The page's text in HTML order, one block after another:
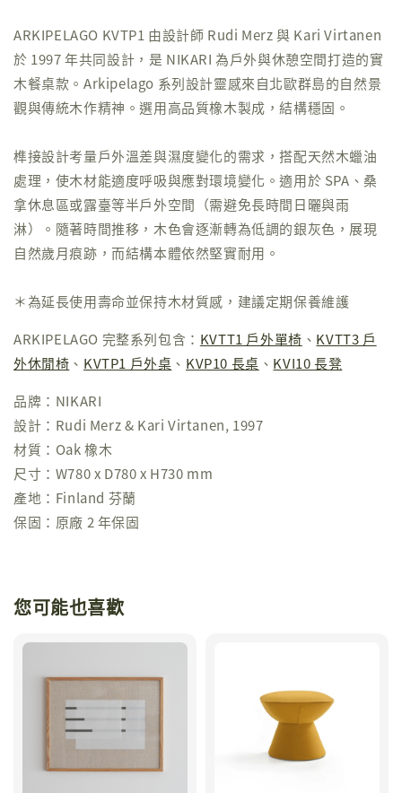
ARKIPELAGO KVTP1 由設計師 Rudi Merz 與 Kari Virtanen
於 1997 年共同設計，是 NIKARI 為戶外與休憩空間打造的實
木餐桌款。Arkipelago 系列設計靈感來自北歐群島的自然景
觀與傳統木作精神。選用高品質橡木製成，結構穩固。
榫接設計考量戶外溫差與濕度變化的需求，搭配天然木蠟油
處理，使木材能適度呼吸與應對環境變化。適用於 SPA、桑
拿休息區或露臺等半戶外空間（需避免長時間日曬與雨
淋）。隨著時間推移，木色會逐漸轉為低調的銀灰色，展現
自然歲月痕跡，而結構本體依然堅實耐用。
＊為延長使用壽命並保持木材質感，建議定期保養維護
ARKIPELAGO 完整系列包含： KVTT1 戶外單椅 、 KVTT3 戶
外休閒椅 、 KVTP1 戶外桌 、 KVP10 長桌 、 KVI10 長凳
品牌：NIKARI
設計：Rudi Merz & Kari Virtanen, 1997
材質：Oak 橡木
尺寸：W780 x D780 x H730 mm
產地：Finland 芬蘭
保固：原廠 2 年保固
您可能也喜歡